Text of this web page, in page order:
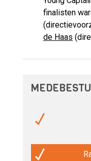
finalisten
de Haas